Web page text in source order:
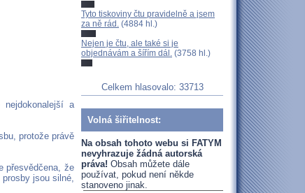
a
protože právě
přesvědčena, že
jsou silné,
Tyto tiskoviny čtu pravidelně a jsem
za ně rád. (4884 hl.)
Nejen je čtu, ale také si je
objednávám a šířím dál. (3758 hl.)
Celkem hlasovalo: 33713
Volná šiřitelnost:
Na obsah tohoto webu si FATYM
nevyhrazuje žádná autorská
práva! Obsah můžete dále
používat, pokud není někde
stanoveno jinak.